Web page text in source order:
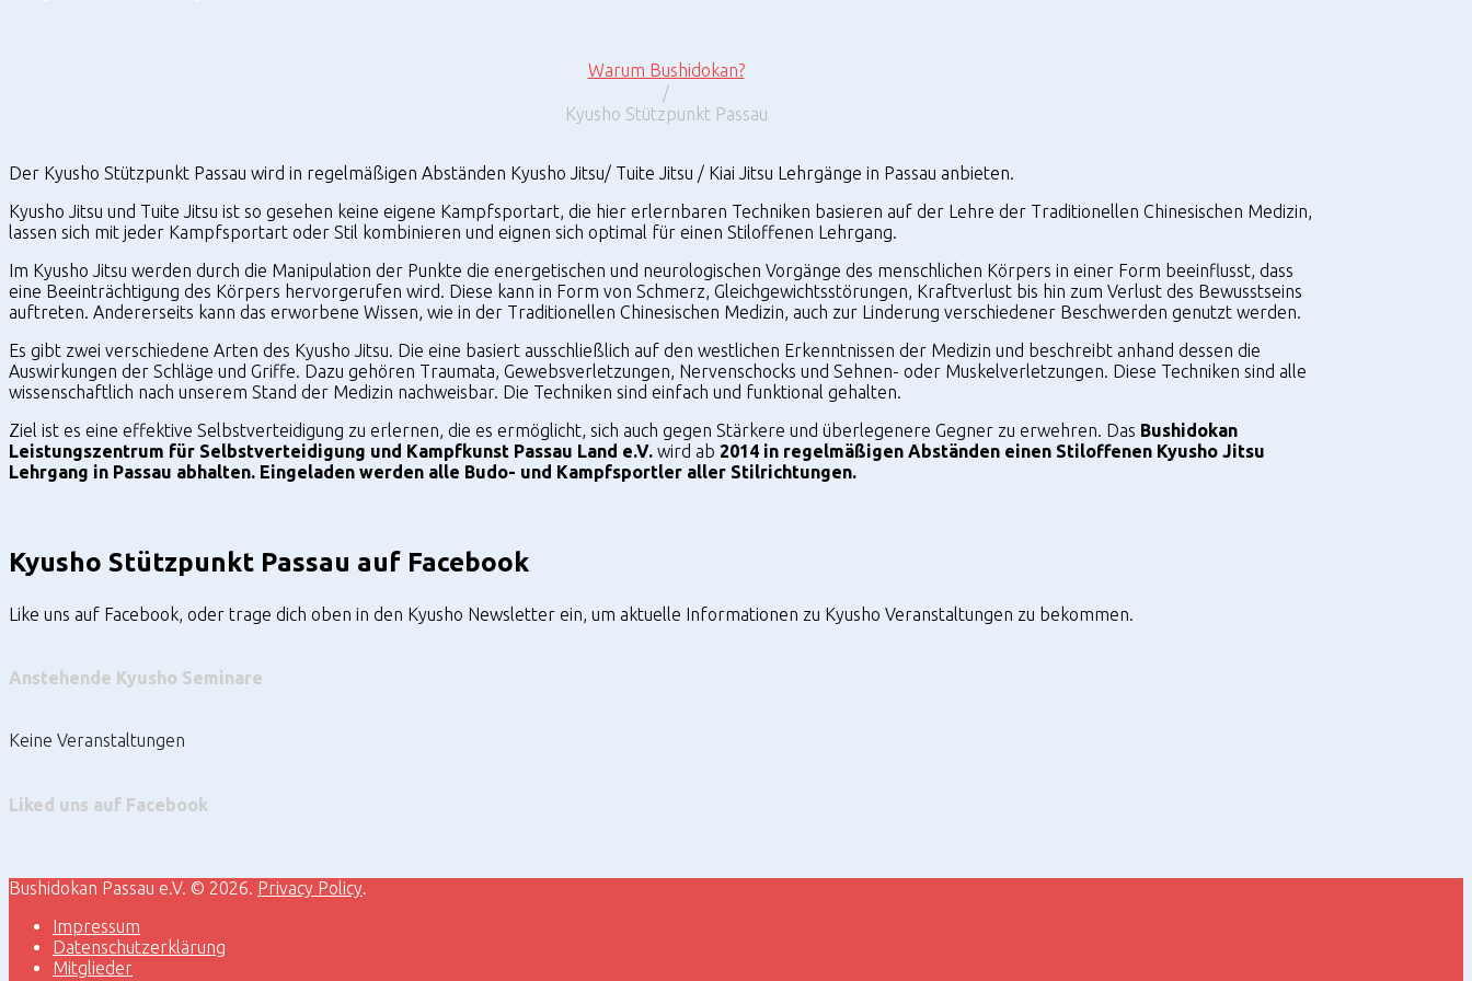
Warum Bushidokan?
/
Kyusho Stützpunkt Passau
Kyusho
Stützpunkt
Passau
Der Kyusho Stützpunkt Passau wird in regelmäßigen Abständen Kyusho Jitsu/ Tuite Jitsu / Kiai Jitsu Lehrgänge in Passau anbieten.
Kyusho Jitsu und Tuite Jitsu ist so gesehen keine eigene Kampfsportart, die hier erlernbaren Techniken basieren auf der Lehre der Traditionellen Chinesischen Medizin,
lassen sich mit jeder Kampfsportart oder Stil kombinieren und eignen sich optimal für einen Stiloffenen Lehrgang.
Im Kyusho Jitsu werden durch die Manipulation der Punkte die energetischen und neurologischen Vorgänge des menschlichen Körpers in einer Form beeinflusst, dass
eine Beeinträchtigung des Körpers hervorgerufen wird. Diese kann in Form von Schmerz, Gleichgewichtsstörungen, Kraftverlust bis hin zum Verlust des Bewusstseins
auftreten. Andererseits kann das erworbene Wissen, wie in der Traditionellen Chinesischen Medizin, auch zur Linderung verschiedener Beschwerden genutzt werden.
Es gibt zwei verschiedene Arten des Kyusho Jitsu. Die eine basiert ausschließlich auf den westlichen Erkenntnissen der Medizin und beschreibt anhand dessen die
Auswirkungen der Schläge und Griffe. Dazu gehören Traumata, Gewebsverletzungen, Nervenschocks und Sehnen- oder Muskelverletzungen. Diese Techniken sind alle
wissenschaftlich nach unserem Stand der Medizin nachweisbar. Die Techniken sind einfach und funktional gehalten.
Ziel ist es eine effektive Selbstverteidigung zu erlernen, die es ermöglicht, sich auch gegen Stärkere und überlegenere Gegner zu erwehren. Das Bushidokan
Leistungszentrum für Selbstverteidigung und Kampfkunst Passau Land e.V. wird ab 2014 in regelmäßigen Abständen einen Stiloffenen Kyusho Jitsu
Lehrgang in Passau abhalten. Eingeladen werden alle Budo- und Kampfsportler aller Stilrichtungen.
Kyusho Stützpunkt Passau auf Facebook
Like uns auf Facebook, oder trage dich oben in den Kyusho Newsletter ein, um aktuelle Informationen zu Kyusho Veranstaltungen zu bekommen.
Anstehende Kyusho Seminare
Keine Veranstaltungen
Liked uns auf Facebook
Bushidokan Passau e.V. © 2026. Privacy Policy.
Impressum
Datenschutzerklärung
Mitglieder